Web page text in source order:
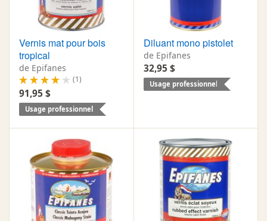
Vernis mat pour bois
tropical
de Epifanes
(1)
91,95 $
Usage professionnel
Diluant mono pistolet
de Epifanes
32,95 $
Usage professionnel